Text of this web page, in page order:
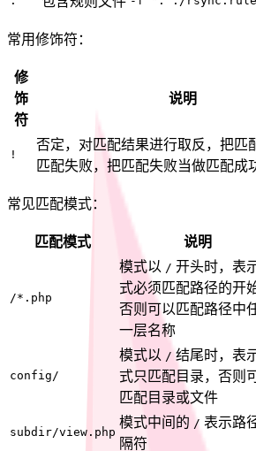
常用修饰符：
修
饰
符
说明
!
否定，对匹配结果进行取反，把匹
匹配失败，把匹配失败当做匹配成
常见匹配模式：
匹配模式 说明
/*.php
模式以 / 开头时，表
式必须匹配路径的开
否则可以匹配路径中
一层名称
config/
模式以 / 结尾时，表
式只匹配目录，否则
匹配目录或文件
subdir/view.php
模式中间的 / 表示路
隔符